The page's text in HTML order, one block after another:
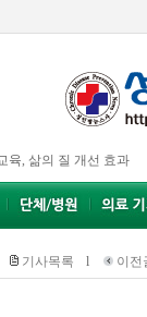
육, 삶의 질 개선 효과
기사목록 l 이전